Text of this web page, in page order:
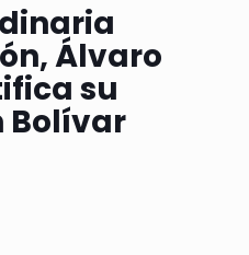
Álvaro
su
Bolívar